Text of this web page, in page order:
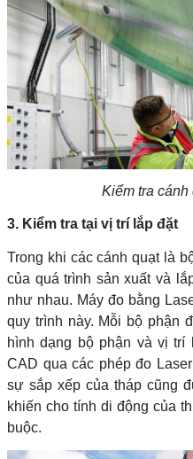
Kiểm tra cánh
3. Kiểm tra tại vị trí lắp đặt
Trong khi các cánh quạt là
của quá trình sản xuất và
như nhau. Máy đo bằng
quy trình này. Mỗi bộ phận
hình dạng bộ phận và vị
CAD qua các phép đo
sự sắp xếp của tháp cũng
khiến cho tính di động của
buộc.